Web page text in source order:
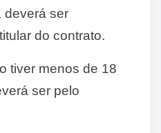
deverá ser
do contrato.
tiver menos de 18
ser pelo